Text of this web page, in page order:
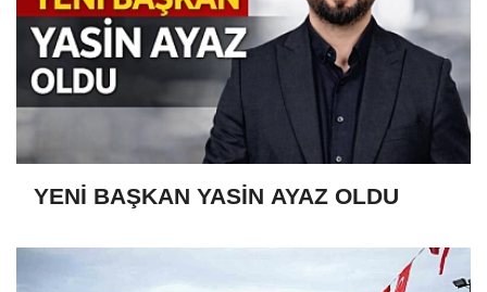
YENİ BAŞKAN YASİN AYAZ OLDU